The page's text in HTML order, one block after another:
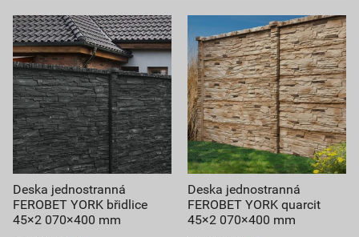
Deska jednostranná
FEROBET YORK břidlice
45×2 070×400 mm
Deska jednostranná
FEROBET YORK quarcit
45×2 070×400 mm